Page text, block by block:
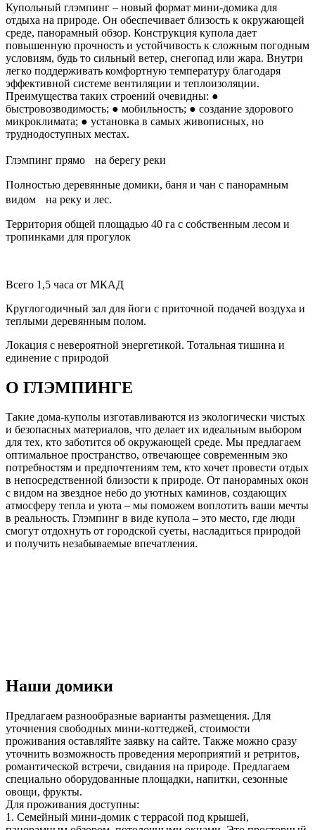
Купольный глэмпинг – новый формат мини-домика для
отдыха на природе. Он обеспечивает близость к окружающей
среде, панорамный обзор. Конструкция купола дает
повышенную прочность и устойчивость к сложным погодным
условиям, будь то сильный ветер, снегопад или жара. Внутри
легко поддерживать комфортную температуру благодаря
эффективной системе вентиляции и теплоизоляции.
Преимущества таких строений очевидны: ●
быстровозводимость; ● мобильность; ● создание здорового
микроклимата; ● установка в самых живописных, но
труднодоступных местах.
Глэмпинг прямо на берегу реки
Полностью деревянные домики, баня и чан с панорамным
видом на реку и лес.
Территория общей площадью 40 га с собственным лесом и
тропинками для прогулок
Всего 1,5 часа от МКАД
Круглогодичный зал для йоги с приточной подачей воздуха и
теплыми деревянным полом.
Локация с невероятной энергетикой. Тотальная тишина и
единение с природой
О ГЛЭМПИНГЕ
Такие дома-куполы изготавливаются из экологически чистых
и безопасных материалов, что делает их идеальным выбором
для тех, кто заботится об окружающей среде. Мы предлагаем
оптимальное пространство, отвечающее современным эко
потребностям и предпочтениям тем, кто хочет провести отдых
в непосредственной близости к природе. От панорамных окон
с видом на звездное небо до уютных каминов, создающих
атмосферу тепла и уюта – мы поможем воплотить ваши мечты
в реальность. Глэмпинг в виде купола – это место, где люди
смогут отдохнуть от городской суеты, насладиться природой
и получить незабываемые впечатления.
Наши домики
Предлагаем разнообразные варианты размещения. Для
уточнения свободных мини-коттеджей, стоимости
проживания оставляйте заявку на сайте. Также можно сразу
уточнить возможность проведения мероприятий и ретритов,
романтической встречи, свидания на природе. Предлагаем
специально оборудованные площадки, напитки, сезонные
овощи, фрукты.
Для проживания доступны:
1. Семейный мини-домик с террасой под крышей,